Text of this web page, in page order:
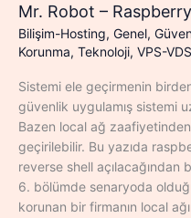
Mr. Robot –
Bilişim-Hosting, Genel,
Korunma, Teknoloji, VPS-VDS
Sistemi ele geçirmenin
güvenlik uygulamış sistemi
Bazen local ağ
geçirilebilir. Bu yazıda
reverse shell
6. bölümde senaryoda
korunan bir firmanın local